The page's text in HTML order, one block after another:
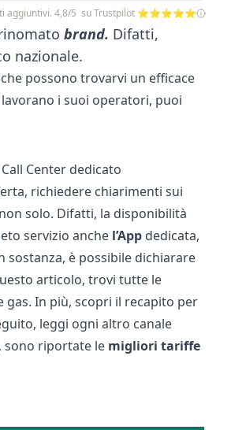
aggiuntivi. 4,8/5 su Trustpilot ⭐⭐⭐⭐⭐
brand. Difatti,
nazionale.
possono trovarvi un efficace
i suoi operatori, puoi
Center dedicato
richiedere chiarimenti sui
solo. Difatti, la disponibilità
servizio anche l’Appdedicata,
è possibile dichiarare
articolo, trovi tutte le
gas. In più, scopri il recapito per
leggi ogni altro canale
sono riportate le migliori tariffe